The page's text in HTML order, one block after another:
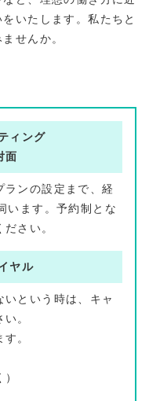
いたします。私たちと
せんか。
ィング
面
ランの設定まで、経
います。予約制とな
さい。
ヤル
という時は、キャ
。
。